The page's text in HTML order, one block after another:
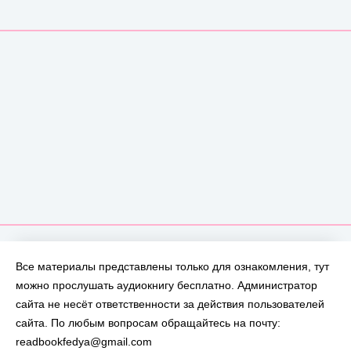
Все материалы представлены только для ознакомления, тут
можно прослушать аудиокнигу бесплатно. Администратор
сайта не несёт ответственности за действия пользователей
сайта. По любым вопросам обращайтесь на почту:
readbookfedya@gmail.com